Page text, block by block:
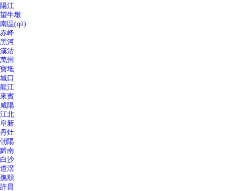
陽江
望牛墩
南區(qū)
赤峰
黑河
漢沽
萬州
寶坻
城口
龍江
來賓
咸陽
江北
阜新
丹灶
朝陽
黔南
白沙
道滘
撫順
許昌